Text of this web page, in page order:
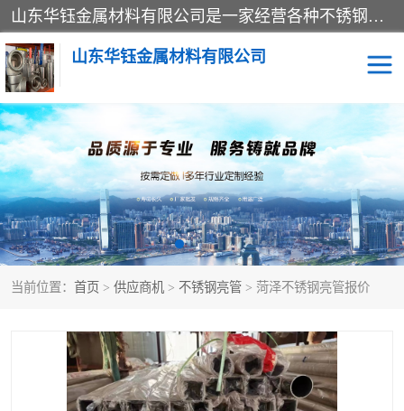
山东华钰金属材料有限公司是一家经营各种不锈钢管材、板材、圆钢、法兰、封头、型材等产品的公司；主营产品有：不锈钢管，激光切割，管件标准件，不锈钢圆钢，不锈钢人孔，不锈钢亮管，不锈钢角钢，不锈钢加工，不锈钢管子，不锈钢工业方管，不锈钢封头，不锈钢法兰，不锈钢阀门，不锈钢槽钢，不锈钢扁钢，不锈钢板等；可为客户制作各种规格的型材及不锈钢配件、非标准件及各种容器具等，能满足客户的不同采购要求。
山东华钰金属材料有限公司
当前位置： 首页 > 供应商机 > 不锈钢亮管 > 菏泽不锈钢亮管报价
不锈钢管 激光切割
管件标准件 不锈钢圆钢
不锈钢人孔 不锈钢亮管
不锈钢角钢 不锈钢加工
不锈钢板 不锈钢工业方管
不锈钢封头 不锈钢法兰